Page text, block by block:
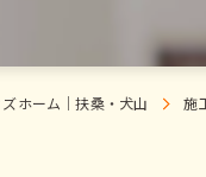
ホーム｜扶桑・犬山 施